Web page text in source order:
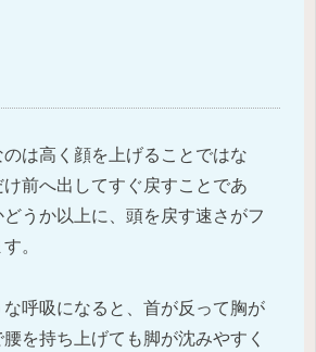
は高く顔を上げることではな
け前へ出してすぐ戻すことであ
うか以上に、頭を戻す速さがフ
。
呼吸になると、首が反って胸が
を持ち上げても脚が沈みやすく